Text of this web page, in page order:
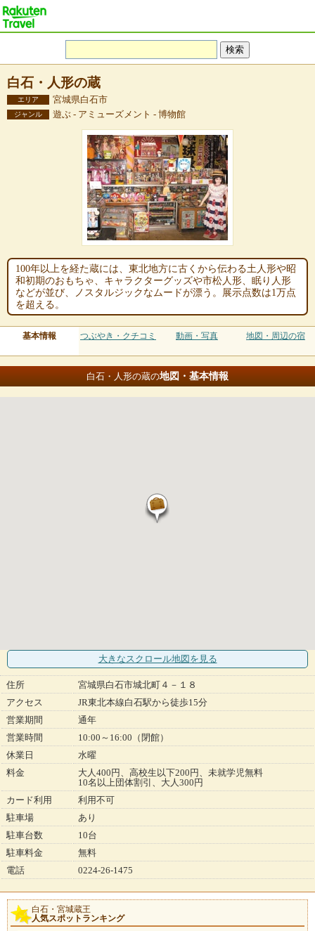
白石・人形の蔵
エリア 宮城県白石市
ジャンル 遊ぶ - アミューズメント - 博物館
100年以上を経た蔵には、東北地方に古くから伝わる土人形や昭
和初期のおもちゃ、キャラクターグッズや市松人形、眠り人形
などが並び、ノスタルジックなムードが漂う。展示点数は1万点
を超える。
基本情報 つぶやき・クチコミ 動画・写真 地図・周辺の宿
白石・人形の蔵の地図・基本情報
大きなスクロール地図 を見る
住所
宮城県白石市城北町４－１８
アクセス
JR東北本線白石駅から徒歩15分
営業期間
通年
営業時間
10:00～16:00（閉館）
休業日
水曜
料金
大人400円、高校生以下200円、未就学児無料
10名以上団体割引、大人300円
カード利用
利用不可
駐車場
あり
駐車台数
10台
駐車料金
無料
電話
0224-26-1475
白石・宮城蔵王
人気スポットランキング